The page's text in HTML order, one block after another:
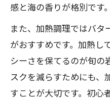
感と海の香りが格別です。
また、加熱調理ではバタ
がおすすめです。加熱し
シーさを保てるのが旬の
スクを減らすためにも、
すことが大切です。初心